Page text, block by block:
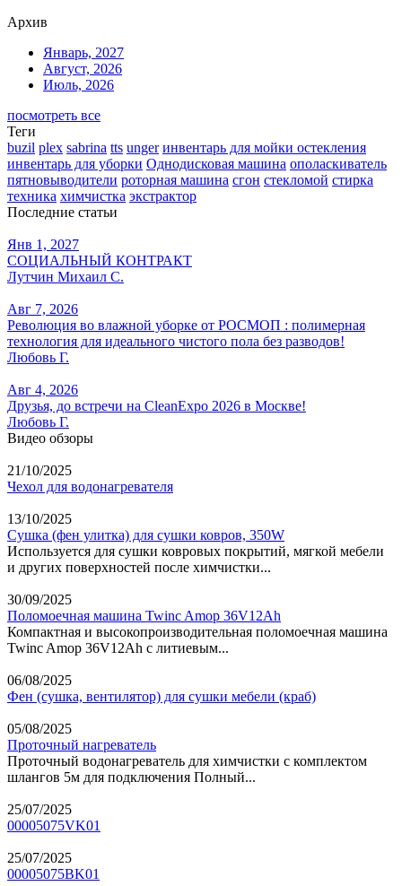
Архив
Январь, 2027
Август, 2026
Июль, 2026
посмотреть все
Теги
buzil plex sabrina tts unger инвентарь для мойки остекления
инвентарь для уборки Однодисковая машина ополаскиватель
пятновыводители роторная машина сгон стекломой стирка
техника химчистка экстрактор
Последние статьи
Янв 1, 2027
СОЦИАЛЬНЫЙ КОНТРАКТ
Лутчин Михаил С.
Авг 7, 2026
Революция во влажной уборке от РОСМОП : полимерная
технология для идеального чистого пола без разводов!
Любовь Г.
Авг 4, 2026
Друзья, до встречи на CleanExpo 2026 в Москве!
Любовь Г.
Видео обзоры
21/10/2025
Чехол для водонагревателя
13/10/2025
Сушка (фен улитка) для сушки ковров, 350W
Используется для сушки ковровых покрытий, мягкой мебели
и других поверхностей после химчистки...
30/09/2025
Поломоечная машина Twinc Amop 36V12Ah
Компактная и высокопроизводительная поломоечная машина
Twinc Amop 36V12Ah с литиевым...
06/08/2025
Фен (сушка, вентилятор) для сушки мебели (краб)
05/08/2025
Проточный нагреватель
Проточный водонагреватель для химчистки с комплектом
шлангов 5м для подключения Полный...
25/07/2025
00005075VK01
25/07/2025
00005075BK01